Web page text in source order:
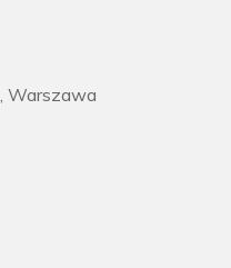
Warszawa